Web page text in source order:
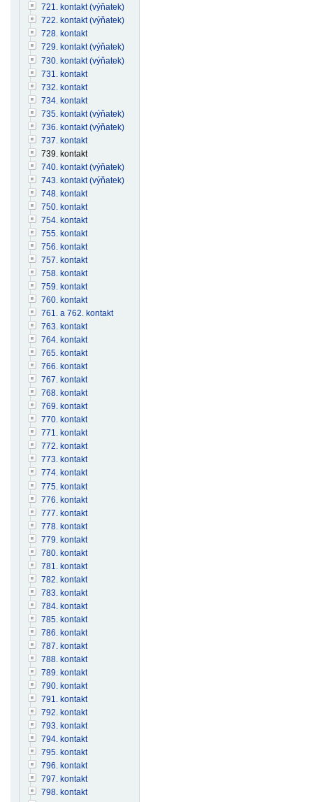
721. kontakt (výňatek)
722. kontakt (výňatek)
728. kontakt
729. kontakt (výňatek)
730. kontakt (výňatek)
731. kontakt
732. kontakt
734. kontakt
735. kontakt (výňatek)
736. kontakt (výňatek)
737. kontakt
739. kontakt
740. kontakt (výňatek)
743. kontakt (výňatek)
748. kontakt
750. kontakt
754. kontakt
755. kontakt
756. kontakt
757. kontakt
758. kontakt
759. kontakt
760. kontakt
761. a 762. kontakt
763. kontakt
764. kontakt
765. kontakt
766. kontakt
767. kontakt
768. kontakt
769. kontakt
770. kontakt
771. kontakt
772. kontakt
773. kontakt
774. kontakt
775. kontakt
776. kontakt
777. kontakt
778. kontakt
779. kontakt
780. kontakt
781. kontakt
782. kontakt
783. kontakt
784. kontakt
785. kontakt
786. kontakt
787. kontakt
788. kontakt
789. kontakt
790. kontakt
791. kontakt
792. kontakt
793. kontakt
794. kontakt
795. kontakt
796. kontakt
797. kontakt
798. kontakt